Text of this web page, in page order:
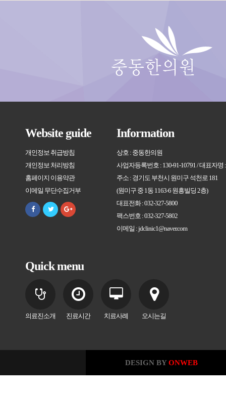
Website guide
개인정보 취급방침
개인정보 처리방침
홈페이지 이용약관
이메일 무단수집거부
Information
상호 : 중동한의원
사업자등록번호 : 130-91-10791 / 대표자명
주소 : 경기도 부천시 원미구 석천로 181
(원미구 중 1동 1163-6 원흥빌딩 2층)
대표전화 : 032-327-5800
팩스번호 : 032-327-5802
이메일 : jdclinic1@naver.com
Quick menu
의료진소개 진료시간 치료사례 오시는길
DESIGN BYONWEB